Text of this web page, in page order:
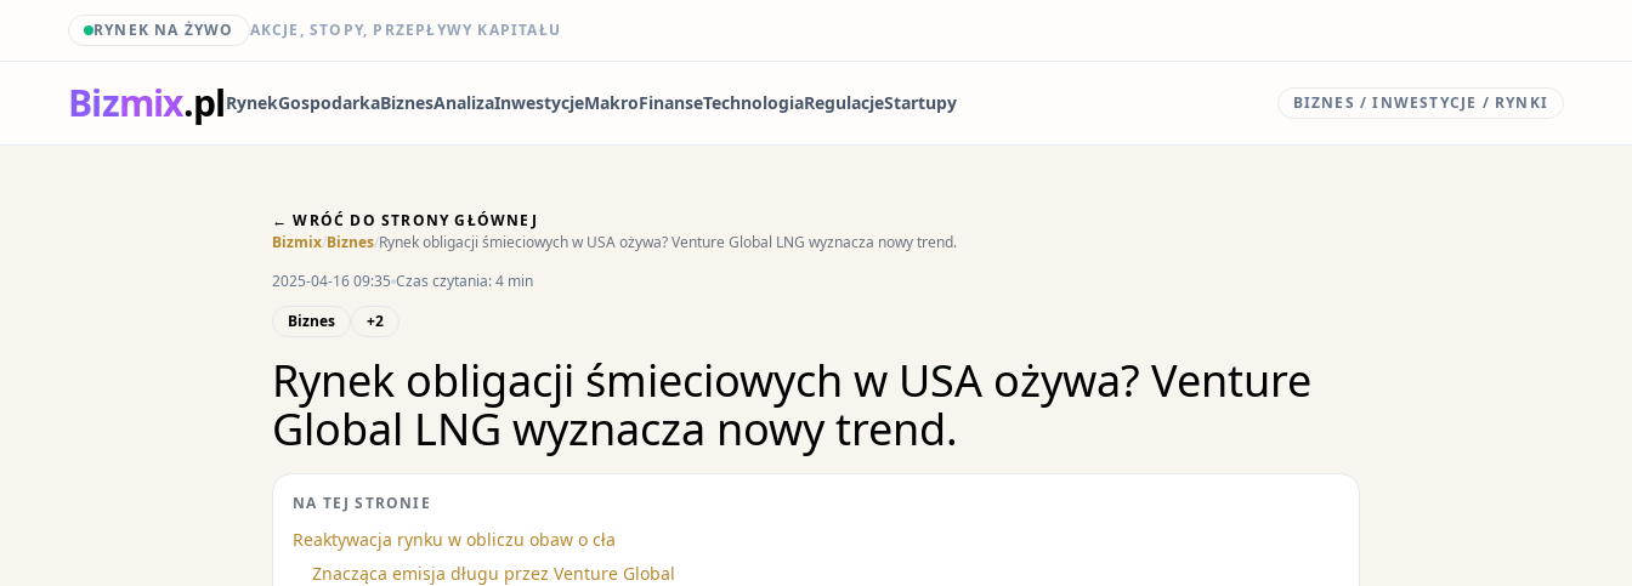
RYNEK NA ŻYWO AKCJE, STOPY, PRZEPŁYWY KAPITAŁU
Bizmix.plRynekGospodarkaBiznesAnalizaInwestycjeMakroFinanseTechnologiaRegulacjeStartupy BIZNES / INWESTYCJE / RYNKI
← WRÓĆ DO STRONY GŁÓWNEJ
Bizmix/Biznes/Rynek obligacji śmieciowych w USA ożywa? Venture Global LNG wyznacza nowy trend.
2025-04-16 09:35 Czas czytania: 4 min
Biznes
+2
Rynek obligacji śmieciowych w USA ożywa? Venture
Global LNG wyznacza nowy trend.
NA TEJ STRONIE
Reaktywacja rynku w obliczu obaw o cła
Znacząca emisja długu przez Venture Global